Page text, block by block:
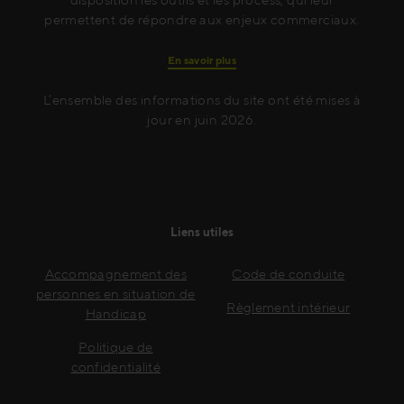
permettent de répondre aux enjeux commerciaux.
En savoir plus
L’ensemble des informations du site ont été mises à
jour en juin 2026.
Liens utiles
Accompagnement des
personnes en situation de
Handicap
Politique de
confidentialité
Code de conduite
Règlement intérieur